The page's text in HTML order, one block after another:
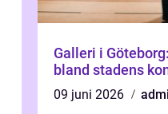
Galleri i
bland stadens
09 juni 2026